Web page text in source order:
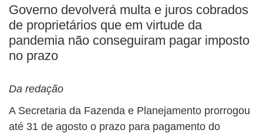
Governo devolverá multa e juros cobrados
de proprietários que em virtude da
pandemia não conseguiram pagar imposto
no prazo
Da redação
A Secretaria da Fazenda e Planejamento prorrogou
até 31 de agosto o prazo para pagamento do